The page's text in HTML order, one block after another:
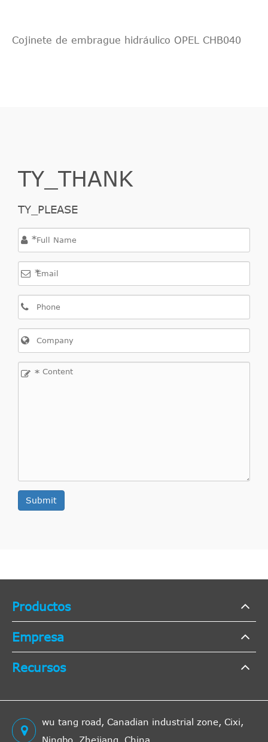
Cojinete de embrague hidráulico OPEL CHB040
TY_THANK
TY_PLEASE
*
*
*
Submit
Productos
Empresa
Recursos
wu tang road, Canadian industrial zone, Cixi,
Ningbo, Zhejiang, China.